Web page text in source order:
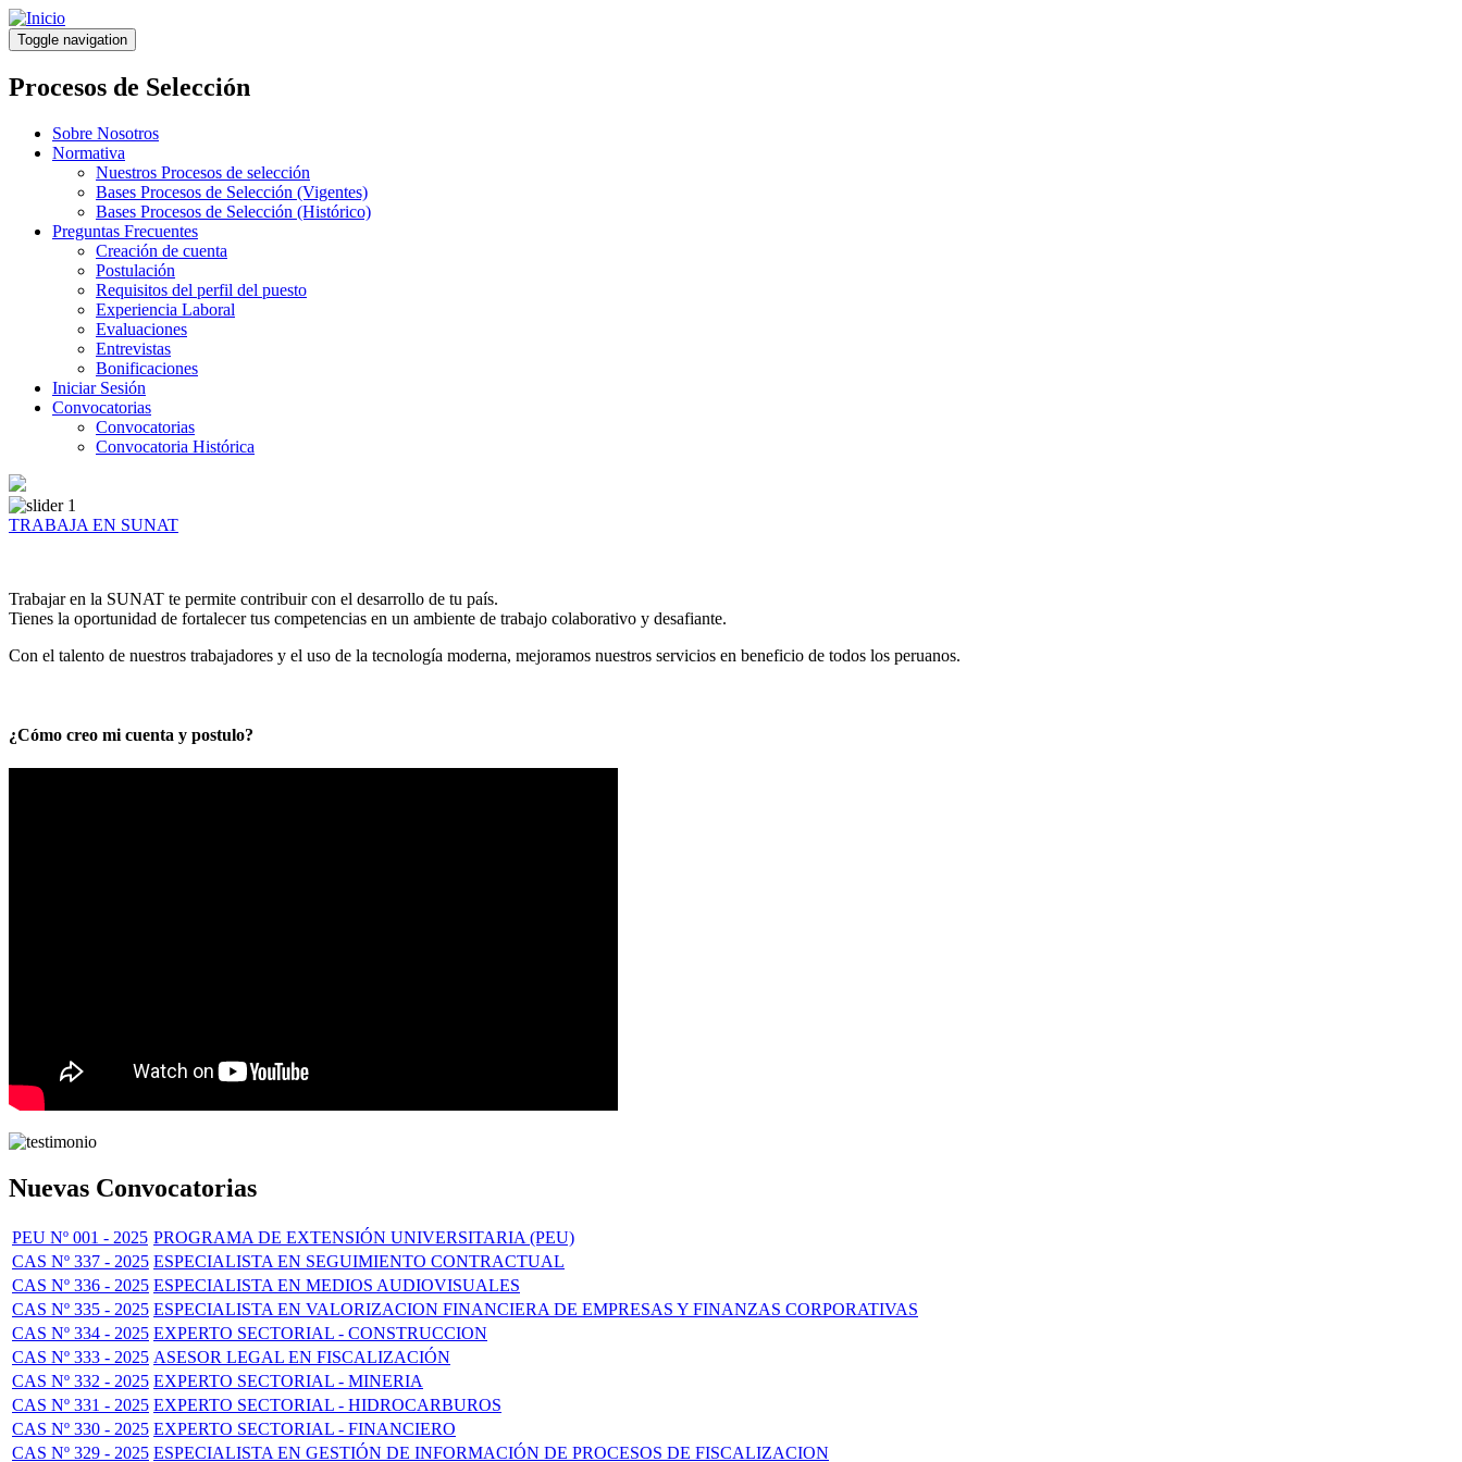
Pasar
al
contenido
principal
Toggle navigation
Procesos de Selección
Sobre Nosotros
Normativa
Nuestros Procesos de selección
Bases Procesos de Selección (Vigentes)
Bases Procesos de Selección (Histórico)
Preguntas Frecuentes
Creación de cuenta
Postulación
Requisitos del perfil del puesto
Experiencia Laboral
Evaluaciones
Entrevistas
Bonificaciones
Iniciar Sesión
Convocatorias
Convocatorias
Convocatoria Histórica
TRABAJA EN SUNAT
Trabajar en la SUNAT te permite contribuir con el desarrollo de tu país.
Tienes la oportunidad de fortalecer tus competencias en un ambiente de trabajo colaborativo y desafiante.
Con el talento de nuestros trabajadores y el uso de la tecnología moderna, mejoramos nuestros servicios en beneficio de todos los peruanos.
¿Cómo creo mi cuenta y postulo?
Nuevas Convocatorias
PEU Nº 001 - 2025 PROGRAMA DE EXTENSIÓN UNIVERSITARIA (PEU)
CAS Nº 337 - 2025 ESPECIALISTA EN SEGUIMIENTO CONTRACTUAL
CAS Nº 336 - 2025 ESPECIALISTA EN MEDIOS AUDIOVISUALES
CAS Nº 335 - 2025 ESPECIALISTA EN VALORIZACION FINANCIERA DE EMPRESAS Y FINANZAS CORPORATIVAS
CAS Nº 334 - 2025 EXPERTO SECTORIAL - CONSTRUCCION
CAS Nº 333 - 2025 ASESOR LEGAL EN FISCALIZACIÓN
CAS Nº 332 - 2025 EXPERTO SECTORIAL - MINERIA
CAS Nº 331 - 2025 EXPERTO SECTORIAL - HIDROCARBUROS
CAS Nº 330 - 2025 EXPERTO SECTORIAL - FINANCIERO
CAS Nº 329 - 2025 ESPECIALISTA EN GESTIÓN DE INFORMACIÓN DE PROCESOS DE FISCALIZACION